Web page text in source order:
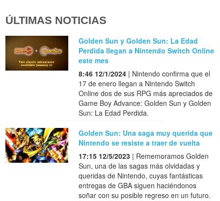
ÚLTIMAS NOTICIAS
Golden Sun y Golden Sun: La Edad
Perdida llegan a Nintendo Switch Online
este mes
8:46 12/1/2024 | Nintendo confirma que el
17 de enero llegan a Nintendo Switch
Online dos de sus RPG más apreciados de
Game Boy Advance: Golden Sun y Golden
Sun: La Edad Perdida.
Golden Sun: Una saga muy querida que
Nintendo se resiste a traer de vuelta
17:15 12/5/2023 | Rememoramos Golden
Sun, una de las sagas más olvidadas y
queridas de Nintendo, cuyas fantásticas
entregas de GBA siguen haciéndonos
soñar con su posible regreso en un futuro.